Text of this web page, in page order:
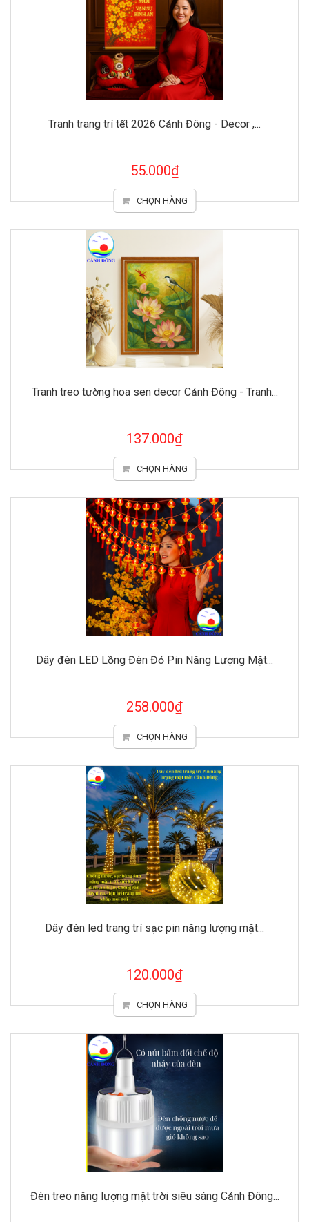
Tranh trang trí tết 2026 Cảnh Đông - Decor ,...
55.000₫
CHỌN HÀNG
Tranh treo tường hoa sen decor Cảnh Đông - Tranh...
137.000₫
CHỌN HÀNG
Dây đèn LED Lồng Đèn Đỏ Pin Năng Lượng Mặt...
258.000₫
CHỌN HÀNG
Dây đèn led trang trí sạc pin năng lượng mặt...
120.000₫
CHỌN HÀNG
Đèn treo năng lượng mặt trời siêu sáng Cảnh Đông...